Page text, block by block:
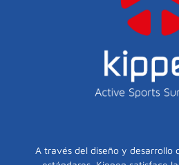
A través del diseño y desarrollo